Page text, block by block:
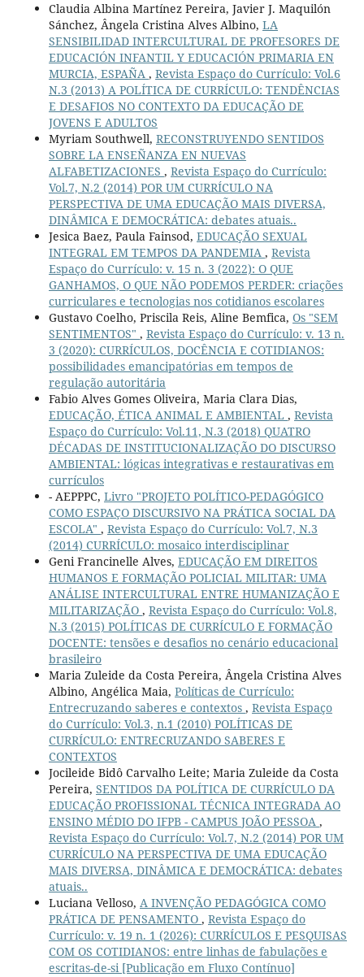
Claudia Albina Martínez Pereira, Javier J. Maquilón
Sánchez, Ângela Cristina Alves Albino, LA
SENSIBILIDAD INTERCULTURAL DE PROFESORES DE
EDUCACIÓN INFANTIL Y EDUCACIÓN PRIMARIA EN
MURCIA, ESPAÑA , Revista Espaço do Currículo: Vol.6
N.3 (2013) A POLÍTICA DE CURRÍCULO: TENDÊNCIAS
E DESAFIOS NO CONTEXTO DA EDUCAÇÃO DE
JOVENS E ADULTOS
Myriam Southwell, RECONSTRUYENDO SENTIDOS
SOBRE LA ENSEÑANZA EN NUEVAS
ALFABETIZACIONES , Revista Espaço do Currículo:
Vol.7, N.2 (2014) POR UM CURRÍCULO NA
PERSPECTIVA DE UMA EDUCAÇÃO MAIS DIVERSA,
DINÂMICA E DEMOCRÁTICA: debates atuais..
Jesica Baez, Paula Fainsod, EDUCAÇÃO SEXUAL
INTEGRAL EM TEMPOS DA PANDEMIA , Revista
Espaço do Currículo: v. 15 n. 3 (2022): O QUE
GANHAMOS, O QUE NÃO PODEMOS PERDER: criações
curriculares e tecnologias nos cotidianos escolares
Gustavo Coelho, Priscila Reis, Aline Bemfica, Os "SEM
SENTIMENTOS" , Revista Espaço do Currículo: v. 13 n.
3 (2020): CURRÍCULOS, DOCÊNCIA E COTIDIANOS:
possibilidades emancipatórias em tempos de
regulação autoritária
Fabio Alves Gomes Oliveira, Maria Clara Dias,
EDUCAÇÃO, ÉTICA ANIMAL E AMBIENTAL , Revista
Espaço do Currículo: Vol.11, N.3 (2018) QUATRO
DÉCADAS DE INSTITUCIONALIZAÇÃO DO DISCURSO
AMBIENTAL: lógicas integrativas e restaurativas em
currículos
- AEPPPC, Livro "PROJETO POLÍTICO-PEDAGÓGICO
COMO ESPAÇO DISCURSIVO NA PRÁTICA SOCIAL DA
ESCOLA" , Revista Espaço do Currículo: Vol.7, N.3
(2014) CURRÍCULO: mosaico interdisciplinar
Geni Francinelle Alves, EDUCAÇÃO EM DIREITOS
HUMANOS E FORMAÇÃO POLICIAL MILITAR: UMA
ANÁLISE INTERCULTURAL ENTRE HUMANIZAÇÃO E
MILITARIZAÇÃO , Revista Espaço do Currículo: Vol.8,
N.3 (2015) POLÍTICAS DE CURRÍCULO E FORMAÇÃO
DOCENTE: tensões e desafios no cenário educacional
brasileiro
Maria Zuleide da Costa Pereira, Ângela Cristina Alves
Albino, Angélica Maia, Políticas de Currículo:
Entrecruzando saberes e contextos , Revista Espaço
do Currículo: Vol.3, n.1 (2010) POLÍTICAS DE
CURRÍCULO: ENTRECRUZANDO SABERES E
CONTEXTOS
Jocileide Bidô Carvalho Leite; Maria Zuleide da Costa
Pereira, SENTIDOS DA POLÍTICA DE CURRÍCULO DA
EDUCAÇÃO PROFISSIONAL TÉCNICA INTEGRADA AO
ENSINO MÉDIO DO IFPB - CAMPUS JOÃO PESSOA ,
Revista Espaço do Currículo: Vol.7, N.2 (2014) POR UM
CURRÍCULO NA PERSPECTIVA DE UMA EDUCAÇÃO
MAIS DIVERSA, DINÂMICA E DEMOCRÁTICA: debates
atuais..
Luciana Velloso, A INVENÇÃO PEDAGÓGICA COMO
PRÁTICA DE PENSAMENTO , Revista Espaço do
Currículo: v. 19 n. 1 (2026): CURRÍCULOS E PESQUISAS
COM OS COTIDIANOS: entre linhas de fabulações e
escritas-de-si [Publicação em Fluxo Contínuo]